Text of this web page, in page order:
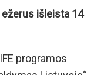
išleista 14
programos